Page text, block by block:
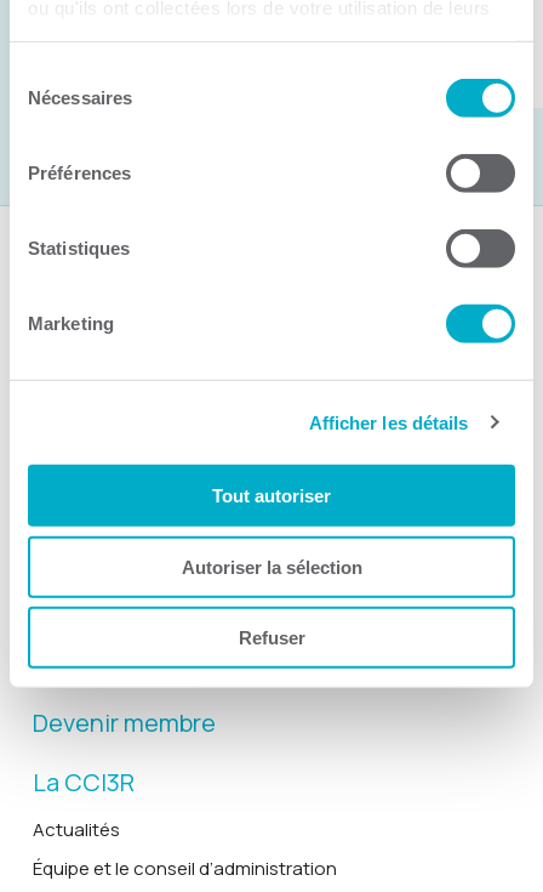
ou qu'ils ont collectées lors de votre utilisation de leurs
Nécessaires
Préférences
Statistiques
Marketing
Afficher les détails
Tout autoriser
Autoriser la sélection
Refuser
Lire la suite
Suivez-nous
Activités
Gala Radisson
Solutions TI
Devenir membre
La CCI3R
Actualités
Équipe et le conseil d’administration